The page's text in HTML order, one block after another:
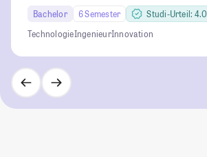
Bachelor 6 Semester
Studi-Urteil: 4.0
TechnologieIngenieurInnovation